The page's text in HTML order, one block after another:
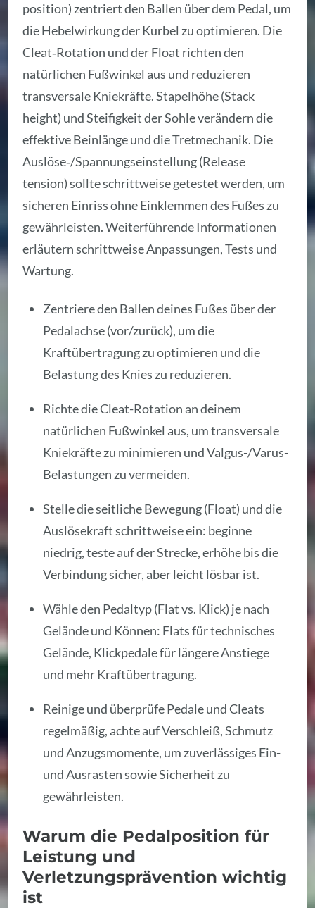
position) zentriert den Ballen über dem Pedal, um
die Hebelwirkung der Kurbel zu optimieren. Die
Cleat‑Rotation und der Float richten den
natürlichen Fußwinkel aus und reduzieren
transversale Kniekräfte. Stapelhöhe (Stack
height) und Steifigkeit der Sohle verändern die
effektive Beinlänge und die Tretmechanik. Die
Auslöse‑/Spannungseinstellung (Release
tension) sollte schrittweise getestet werden, um
sicheren Einriss ohne Einklemmen des Fußes zu
gewährleisten. Weiterführende Informationen
erläutern schrittweise Anpassungen, Tests und
Wartung.
Zentriere den Ballen deines Fußes über der
Pedalachse (vor/zurück), um die
Kraftübertragung zu optimieren und die
Belastung des Knies zu reduzieren.
Richte die Cleat-Rotation an deinem
natürlichen Fußwinkel aus, um transversale
Kniekräfte zu minimieren und Valgus-/Varus-
Belastungen zu vermeiden.
Stelle die seitliche Bewegung (Float) und die
Auslösekraft schrittweise ein: beginne
niedrig, teste auf der Strecke, erhöhe bis die
Verbindung sicher, aber leicht lösbar ist.
Wähle den Pedaltyp (Flat vs. Klick) je nach
Gelände und Können: Flats für technisches
Gelände, Klickpedale für längere Anstiege
und mehr Kraftübertragung.
Reinige und überprüfe Pedale und Cleats
regelmäßig, achte auf Verschleiß, Schmutz
und Anzugsmomente, um zuverlässiges Ein-
und Ausrasten sowie Sicherheit zu
gewährleisten.
Warum die Pedalposition für
Leistung und
Verletzungsprävention wichtig
ist